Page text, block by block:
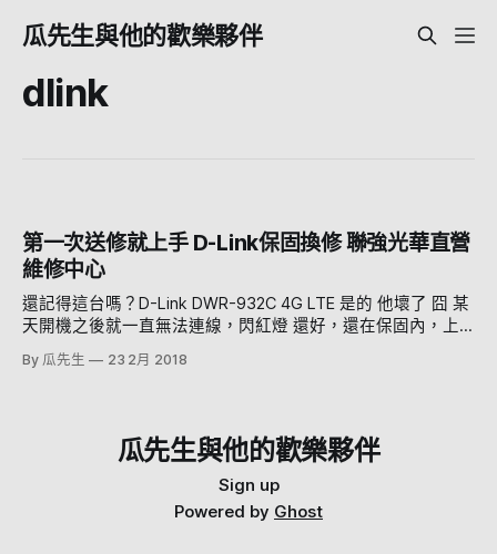
瓜先生與他的歡樂夥伴
dlink
第一次送修就上手 D-Link保固換修 聯強光華直營
維修中心
還記得這台嗎？D-Link DWR-932C 4G LTE 是的 他壞了 囧 某
天開機之後就一直無法連線，閃紅燈 還好，還在保固內，上
網查一查發現最近的維修點是光華聯強直營店 就決定走一趟
看看啦 其實可以直接寄給D-link維修，但是寄過去要時間還要
以看到招牌了 門口就是普通的商辦大樓 維修中心在2樓，走樓
By 瓜先生 23 2月 2018
瓜先生與他的歡樂夥伴
Sign up
Powered by Ghost